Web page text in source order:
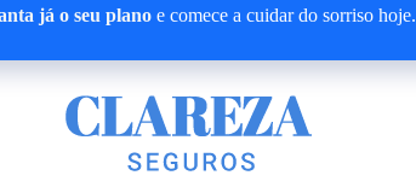
já o seu planoe comece a cuidar do sorriso hoje.